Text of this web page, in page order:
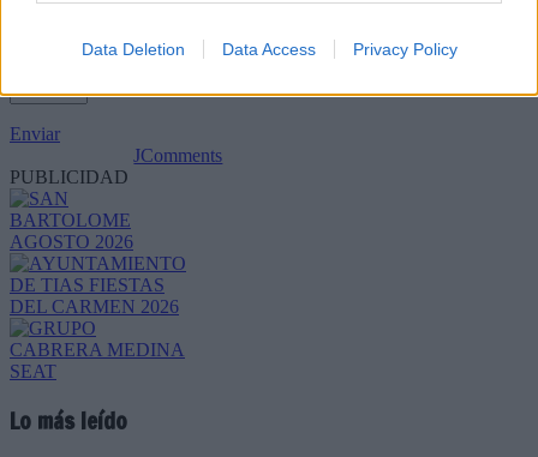
Data Deletion Data Access Privacy Policy
Enviar
JComments
PUBLICIDAD
Lo más leído